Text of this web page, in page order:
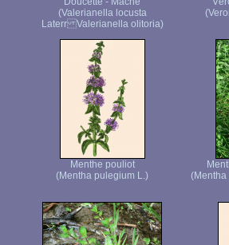
(Valerianella locusta
Laterr Valerianella olitoria)
Menthe pouliot
(Mentha pulegium L.)